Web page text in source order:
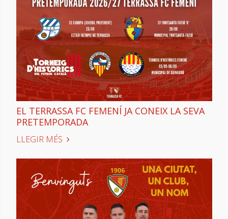
EL TERRASSA FC FEMENÍ JA CONEIX LA SEVA
PRETEMPORADA
LLEGIR MÉS